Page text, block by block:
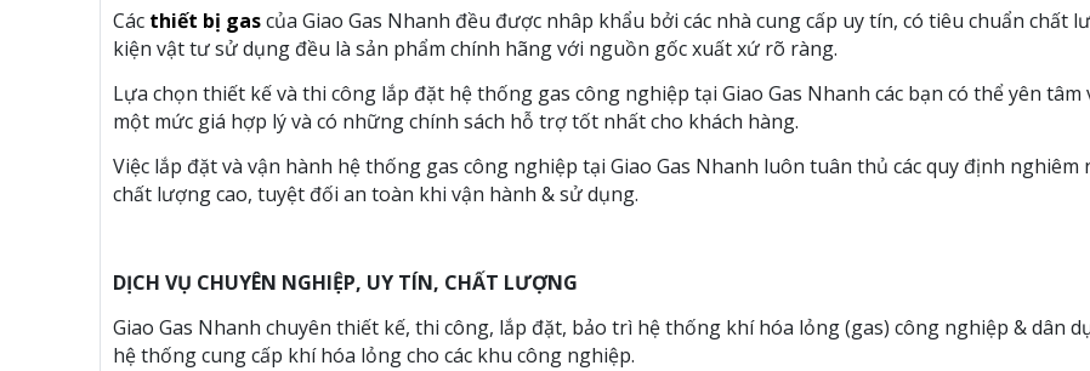
Các thiết bị gascủa Giao Gas Nhanh đều được nhâp khẩu bởi các nhà cung cấp uy tín, có tiêu chuẩn chất
kiện vật tư sử dụng đều là sản phẩm chính hãng với nguồn gốc xuất xứ rõ ràng.
Lựa chọn thiết kế và thi công lắp đặt hệ thống gas công nghiệp tại Giao Gas Nhanh các bạn có thể yên
một mức giá hợp lý và có những chính sách hỗ trợ tốt nhất cho khách hàng.
Việc lắp đặt và vận hành hệ thống gas công nghiệp tại Giao Gas Nhanh luôn tuân thủ các quy định
chất lượng cao, tuyệt đối an toàn khi vận hành & sử dụng.
DỊCH VỤ CHUYÊN NGHIỆP, UY TÍN, CHẤT LƯỢNG
Giao Gas Nhanh chuyên thiết kế, thi công, lắp đặt, bảo trì hệ thống khí hóa lỏng (gas) công nghiệp & dân
hệ thống cung cấp khí hóa lỏng cho các khu công nghiệp.